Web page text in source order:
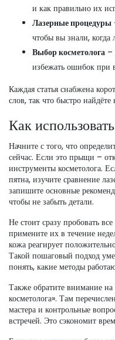
и как правильно их
Лазерные процедуры
чтобы вы знали, когда
Выбор косметолога –
избежать ошибок при
Каждая статья снабжена
слов, так что быстро
Как
Начните с того, что
сейчас. Если это прыщи –
инструменты косметолога.
пятна, изучите сравнение
запишите основные
чтобы не забыть детали.
Не стоит сразу пробовать
примените их в течение
кожа реагирует
Такой пошаговый подход
понять, какие методы
Также обратите внимание на
косметолога». Там
мастера и контрольные
встречей. Это сэкономит